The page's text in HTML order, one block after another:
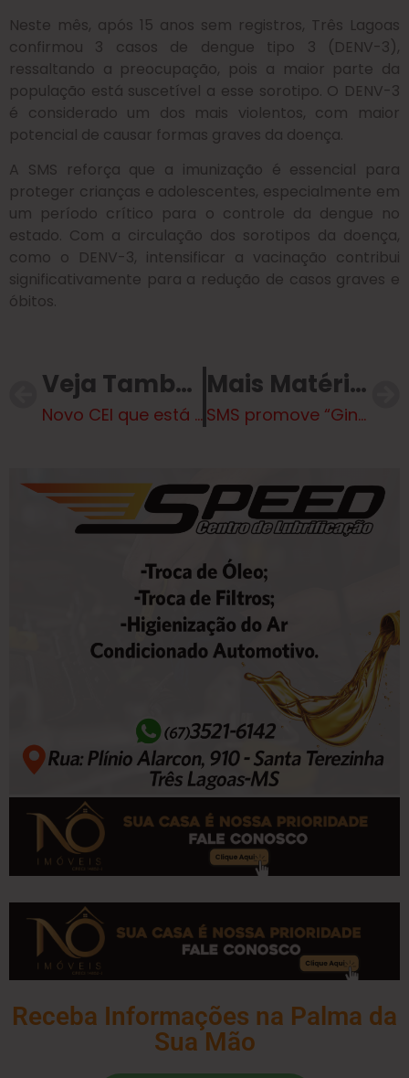
Neste mês, após 15 anos sem registros, Três Lagoas
confirmou 3 casos de dengue tipo 3 (DENV-3),
ressaltando a preocupação, pois a maior parte da
população está suscetível a esse sorotipo. O DENV-3
é considerado um dos mais violentos, com maior
potencial de causar formas graves da doença.
A SMS reforça que a imunização é essencial para
proteger crianças e adolescentes, especialmente em
um período crítico para o controle da dengue no
estado. Com a circulação dos sorotipos da doença,
como o DENV-3, intensificar a vacinação contribui
significativamente para a redução de casos graves e
óbitos.
Veja Também
Novo CEI que está sendo construído pela Prefeitura atenderá bairro Mais Parque e região
Mais Matérias
SMS promove “Ginástica Janeiro Branco” para conscientização sobre saúde mental (30)
Receba Informações na Palma da
Sua Mão